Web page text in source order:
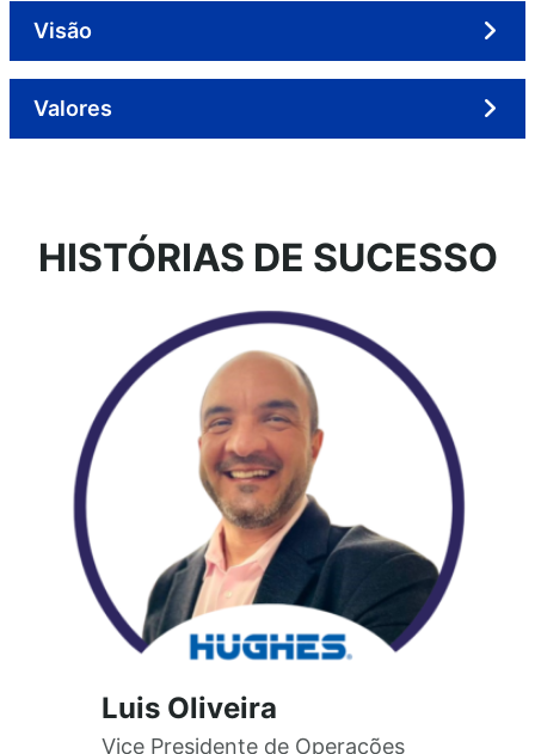
Visão
Valores
HISTÓRIAS DE SUCESSO
Luis Oliveira
Vice Presidente de Operações